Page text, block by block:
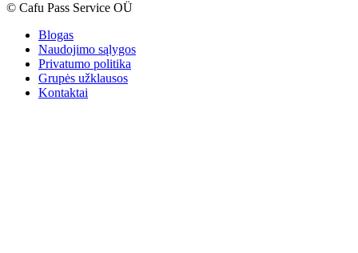
© Cafu Pass Service OÜ
Blogas
Naudojimo sąlygos
Privatumo politika
Grupės užklausos
Kontaktai